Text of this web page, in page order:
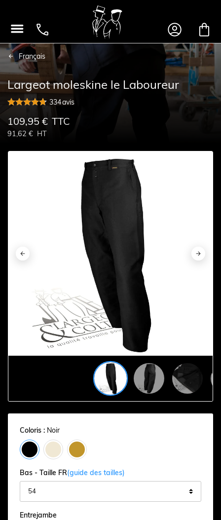
   
Français
Largeot moleskine le Laboureur
334avis
109,95 € TTC
91,62 € HT
 
 
 
 
 
 
 
 
 
 
 
 
Coloris : Noir
Bas - Taille FR(guide des tailles)
Entrejambe